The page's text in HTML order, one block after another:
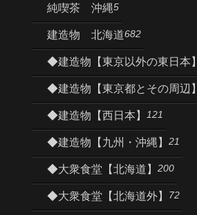
純喫茶 沖縄5
建造物 北海道682
◆建造物【東京以外の東日本】
◆建造物【東京都とその周辺】
◆建造物【西日本】 121
◆建造物【九州・沖縄】 21
◆大衆食堂【北海道】 200
◆大衆食堂【北海道外】 72